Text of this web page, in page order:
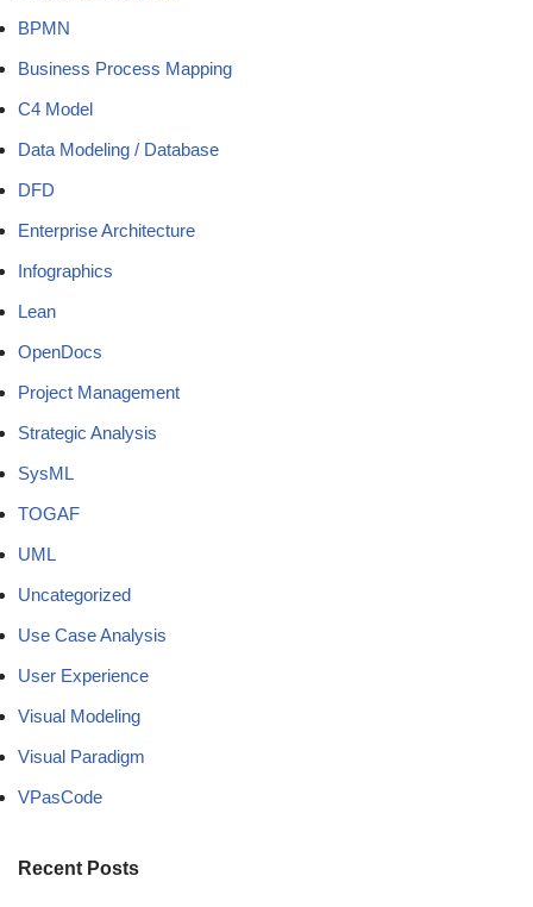
BPMN
Business Process Mapping
C4 Model
Data Modeling / Database
DFD
Enterprise Architecture
Infographics
Lean
OpenDocs
Project Management
Strategic Analysis
SysML
TOGAF
UML
Uncategorized
Use Case Analysis
User Experience
Visual Modeling
Visual Paradigm
VPasCode
Recent Posts